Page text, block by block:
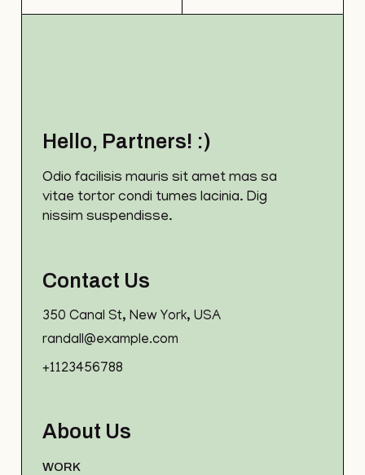
Hello, Partners! :)
Odio facilisis mauris sit amet mas sa
vitae tortor condi tumes lacinia. Dig
nissim suspendisse.
Contact Us
350 Canal St, New York, USA
randall@example.com
+1123456788
About Us
WORK